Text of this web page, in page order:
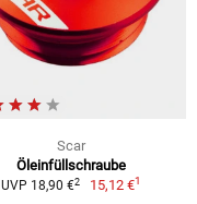
Scar
Öleinfüllschraube
UVP 18,90 €2 15,12 €1